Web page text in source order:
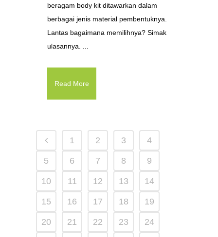
beragam body kit ditawarkan dalam
berbagai jenis material pembentuknya.
Lantas bagaimana memilihnya? Simak
ulasannya. ...
Read More
1 2 3 4
5 6 7 8 9
10 11 12 13 14
15 16 17 18 19
20 21 22 23 24